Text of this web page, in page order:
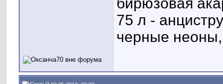
бирюзовая
75 л -
черные